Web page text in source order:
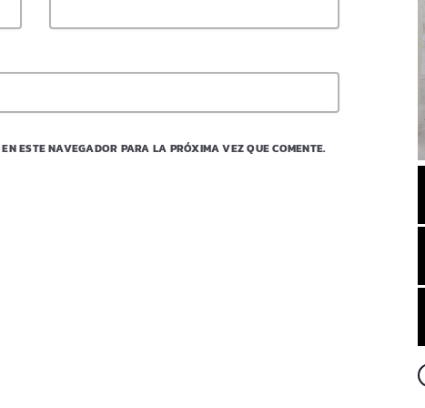
ESTE NAVEGADOR PARA LA PRÓXIMA VEZ QUE COMENTE.